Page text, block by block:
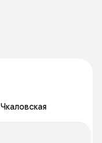
Чкаловская